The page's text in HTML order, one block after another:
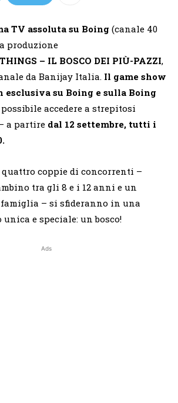
TV assoluta su Boing (canale 40
produzione
– IL BOSCO DEI PIÙ-PAZZI,
da Banijay Italia. Il game show
esclusiva su Boing e sulla Boing
possibile accedere a strepitosi
a partire dal 12 settembre, tutti i
coppie di concorrenti –
tra gli 8 e i 12 anni e un
– si sfideranno in una
e speciale: un bosco!
Ads